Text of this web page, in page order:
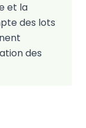
et la
des lots
des